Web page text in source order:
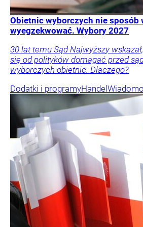
Obietnic wyborczych nie sposób
wyegzekwować. Wybory 2027
30 lat temu Sąd Najwyższy
się od polityków domagać przed
wyborczych obietnic. Dlaczego?
Dodatki i programyHandel